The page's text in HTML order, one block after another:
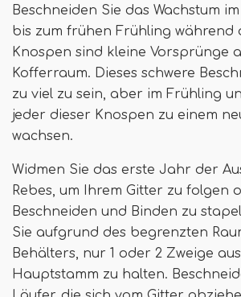
Beschneiden Sie das Wachstum
bis zum frühen Frühling während
Knospen sind kleine Vorsprünge
Kofferraum. Dieses schwere
zu viel zu sein, aber im Frühling
jeder dieser Knospen zu einem
wachsen.
Widmen Sie das erste Jahr der
Rebes, um Ihrem Gitter zu folgen
Beschneiden und Binden zu
Sie aufgrund des begrenzten
Behälters, nur 1 oder 2 Zweige
Hauptstamm zu halten.